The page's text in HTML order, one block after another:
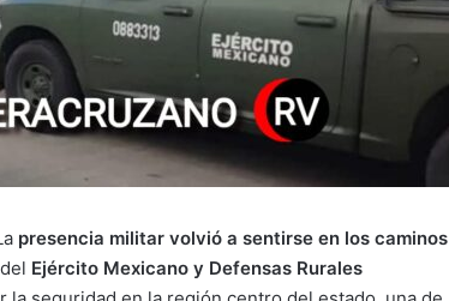
presencia militar volvió a sentirse en los caminos
Ejército Mexicano y Defensas Rurales